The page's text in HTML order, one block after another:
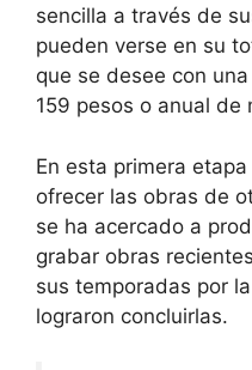
sencilla a través de
pueden verse en su
que se desee con
159 pesos o anual de
En esta primera
ofrecer las obras de
se ha acercado a
grabar obras
sus temporadas por
lograron concluirlas.